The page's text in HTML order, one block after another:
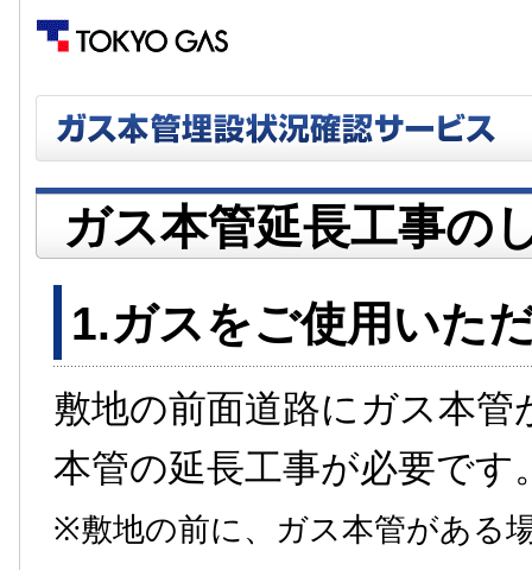
ガス本管延長工事の
1.ガスをご使用いた
敷地の前面道路にガス本
本管の延長工事が必要です
※敷地の前に、ガス本管がある